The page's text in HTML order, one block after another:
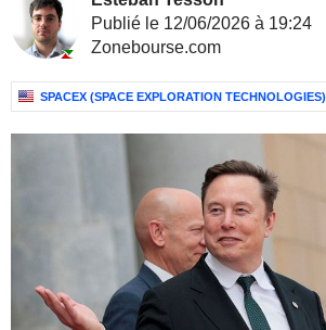
Publié le 12/06/2026 à 19:24
Zonebourse.com
SPACEX (SPACE EXPLORATION TECHNOLOGIES)